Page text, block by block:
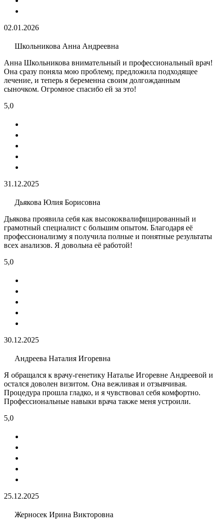
02.01.2026
Школьникова Анна Андреевна
Анна Школьникова внимательный и профессиональный врач!
Она сразу поняла мою проблему, предложила подходящее
лечение, и теперь я беременна своим долгожданным
сыночком. Огромное спасибо ей за это!
5,0
31.12.2025
Дьякова Юлия Борисовна
Дьякова проявила себя как высококвалифицированный и
грамотный специалист с большим опытом. Благодаря её
профессионализму я получила полные и понятные результаты
всех анализов. Я довольна её работой!
5,0
30.12.2025
Андреева Наталия Игоревна
Я обращался к врачу-генетику Наталье Игоревне Андреевой и
остался доволен визитом. Она вежливая и отзывчивая.
Процедура прошла гладко, и я чувствовал себя комфортно.
Профессиональные навыки врача также меня устроили.
5,0
25.12.2025
Жерносек Ирина Викторовна